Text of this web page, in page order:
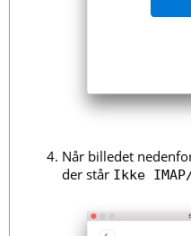
Når billedet
der står Ikke